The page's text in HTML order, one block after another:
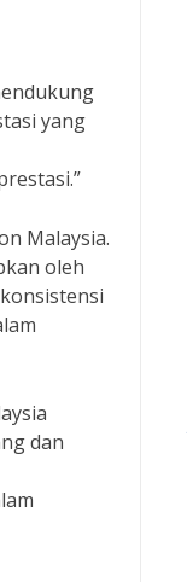
yang
Malaysia.
oleh
dan